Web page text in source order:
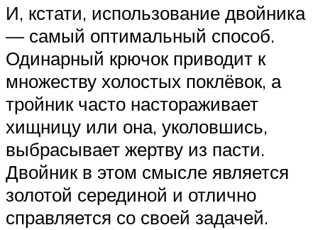
И, кстати, использование двойника
— самый оптимальный способ.
Одинарный крючок приводит к
множеству холостых поклёвок, а
тройник часто настораживает
хищницу или она, уколовшись,
выбрасывает жертву из пасти.
Двойник в этом смысле является
золотой серединой и отлично
справляется со своей задачей.